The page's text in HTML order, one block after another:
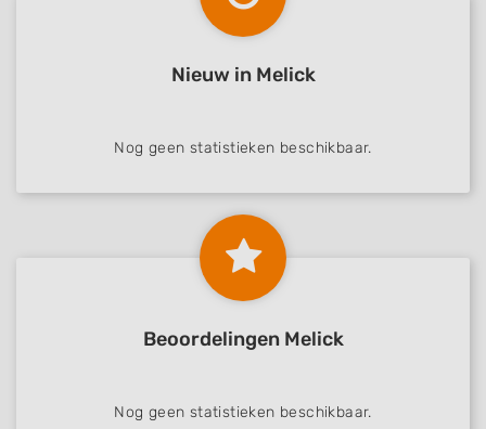
Nieuw in Melick
Nog geen statistieken beschikbaar.
Beoordelingen Melick
Nog geen statistieken beschikbaar.
Create profiles to personalise content
Use profiles to select personalised content
Understand audiences through statistics
or combinations of data from different
Develop and improve services
Use limited data to select content
Use precise geolocation data